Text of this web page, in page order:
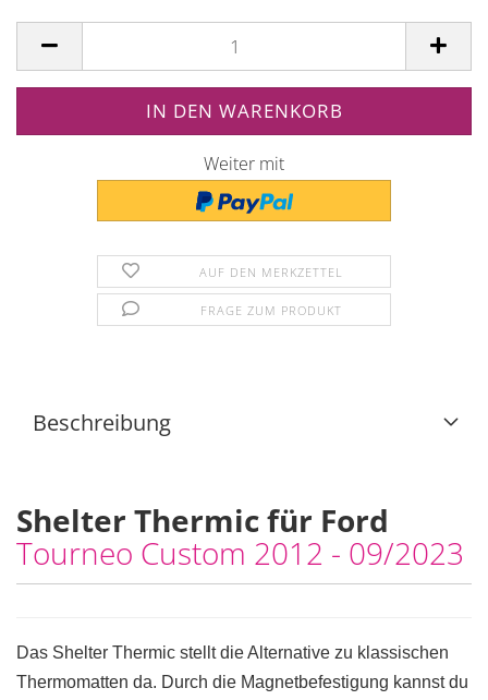
Weiter mit
AUF DEN MERKZETTEL
FRAGE ZUM PRODUKT
Beschreibung
Shelter Thermic für Ford
Tourneo Custom 2012 - 09/2023
Das Shelter Thermic stellt die Alternative zu klassischen
Thermomatten da. Durch die Magnetbefestigung kannst du